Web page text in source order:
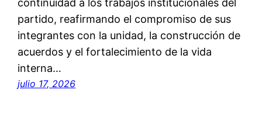
continuidad a los trabajos institucionales del
partido, reafirmando el compromiso de sus
integrantes con la unidad, la construcción de
acuerdos y el fortalecimiento de la vida
interna…
julio 17, 2026